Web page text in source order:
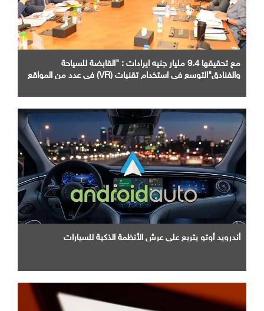
مع تحقيقها 9.4 مليار جنيه ايرادات : "القابضة للسياحة
والفنادق"التوسع في استخدام تقنيات (VR) في عدد من المواقع
أندرويد أوتو يتربع علي عرش الأنظمة الذكية للسيارات